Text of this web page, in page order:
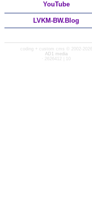
YouTube
LVKM-BW.Blog
coding + custom cms © 2002-2026
AD1 media
· 2626412 | 10